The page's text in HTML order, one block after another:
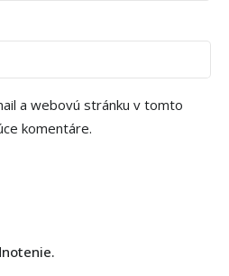
a webovú stránku v tomto
komentáre.